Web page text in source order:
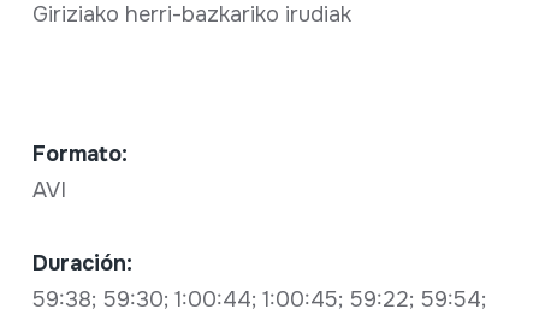
Giriziako herri-bazkariko irudiak
Formato:
AVI
Duración:
59:38; 59:30; 1:00:44; 1:00:45; 59:22; 59:54;